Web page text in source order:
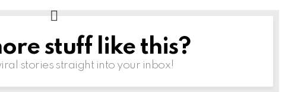
stuff like this?
stories straight into your inbox!